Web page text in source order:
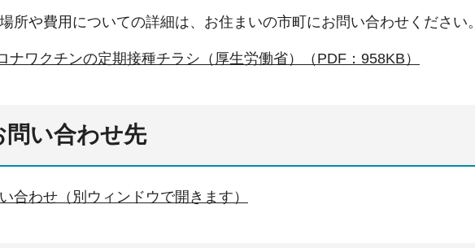
所や費用についての詳細は、お住まいの市町にお問い合わせください。
ナワクチンの定期接種チラシ（厚生労働省）（PDF：958KB）
問い合わせ先
合わせ（別ウィンドウで開きます）